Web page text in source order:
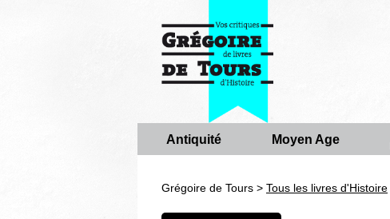
Antiquité Moyen Age
Grégoire de Tours > Tous les livres d'Histoire